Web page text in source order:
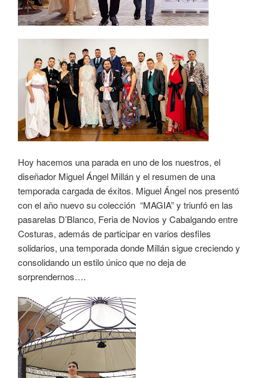
Hoy hacemos una parada en uno de los nuestros, el
diseñador Miguel Ángel Millán y el resumen de una
temporada cargada de éxitos. Miguel Ángel nos presentó
con el año nuevo su colección “MAGIA” y triunfó en las
pasarelas D’Blanco, Feria de Novios y Cabalgando entre
Costuras, además de participar en varios desfiles
solidarios, una temporada donde Millán sigue creciendo y
consolidando un estilo único que no deja de
sorprendernos….